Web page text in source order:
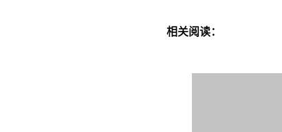
相关阅读：